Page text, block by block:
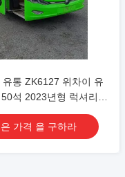
통 ZK6127 위차이 유
석 2023년형 럭셔리
셔틀 또는 장거리용
가격 을 구하라